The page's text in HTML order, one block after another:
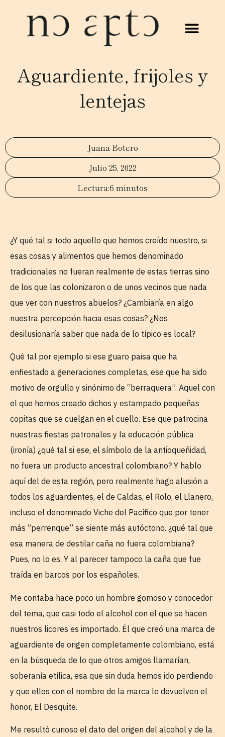
Aguardiente, frijoles y
lentejas
Juana Botero
Julio 25, 2022
6 minutos
¿Y qué tal si todo aquello que hemos creído nuestro, si
esas cosas y alimentos que hemos denominado
tradicionales no fueran realmente de estas tierras sino
de los que las colonizaron o de unos vecinos que nada
que ver con nuestros abuelos? ¿Cambiaría en algo
nuestra percepción hacia esas cosas? ¿Nos
desilusionaría saber que nada de lo típico es local?
Qué tal por ejemplo si ese guaro paisa que ha
enfiestado a generaciones completas, ese que ha sido
motivo de orgullo y sinónimo de “berraquera”. Aquel con
el que hemos creado dichos y estampado pequeñas
copitas que se cuelgan en el cuello. Ese que patrocina
nuestras fiestas patronales y la educación pública
(ironía) ¿qué tal si ese, el símbolo de la antioqueñidad,
no fuera un producto ancestral colombiano? Y hablo
aquí del de esta región, pero realmente hago alusión a
todos los aguardientes, el de Caldas, el Rolo, el Llanero,
incluso el denominado Viche del Pacífico que por tener
más “perrenque” se siente más autóctono. ¿qué tal que
esa manera de destilar caña no fuera colombiana?
Pues, no lo es. Y al parecer tampoco la caña que fue
traída en barcos por los españoles.
Me contaba hace poco un hombre gomoso y conocedor
del tema, que casi todo el alcohol con el que se hacen
nuestros licores es importado. Él que creó una marca de
aguardiente de origen completamente colombiano, está
en la búsqueda de lo que otros amigos llamarían,
soberanía etílica, esa que sin duda hemos ido perdiendo
y que ellos con el nombre de la marca le devuelven el
honor, El Desquite.
Me resultó curioso el dato del origen del alcohol y de la